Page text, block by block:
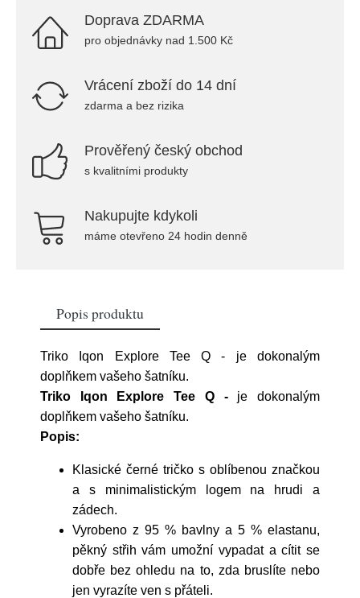
Doprava ZDARMA
pro objednávky nad 1.500 Kč
Vrácení zboží do 14 dní
zdarma a bez rizika
Prověřený český obchod
s kvalitními produkty
Nakupujte kdykoli
máme otevřeno 24 hodin denně
Popis produktu
Triko Iqon Explore Tee Q - je dokonalým
doplňkem vašeho šatníku.
Triko Iqon Explore Tee Q -je dokonalým
doplňkem vašeho šatníku.
Popis:
Klasické černé tričko s oblíbenou značkou
a s minimalistickým logem na hrudi a
zádech.
Vyrobeno z 95 % bavlny a 5 % elastanu,
pěkný střih vám umožní vypadat a cítit se
dobře bez ohledu na to, zda bruslíte nebo
jen vyrazíte ven s přáteli.